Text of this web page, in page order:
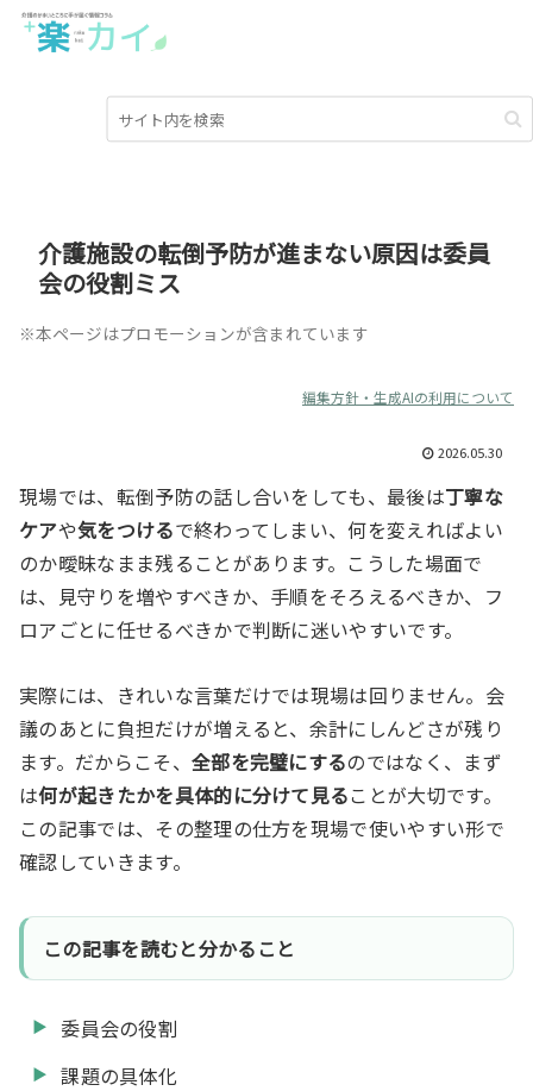
介護施設の転倒予防が進まない原因は委員
会の役割ミス
※本ページはプロモーションが含まれています
編集方針・生成AIの利用について
2026.05.30
現場では、転倒予防の話し合いをしても、最後は丁寧な
ケアや気をつけるで終わってしまい、何を変えればよい
のか曖昧なまま残ることがあります。こうした場面で
は、見守りを増やすべきか、手順をそろえるべきか、フ
ロアごとに任せるべきかで判断に迷いやすいです。
実際には、きれいな言葉だけでは現場は回りません。会
議のあとに負担だけが増えると、余計にしんどさが残り
ます。だからこそ、 全部を完璧にするのではなく、まず
は何が起きたかを具体的に分けて見ることが大切です。
この記事では、その整理の仕方を現場で使いやすい形で
確認していきます。
この記事を読むと分かること
委員会の役割
課題の具体化